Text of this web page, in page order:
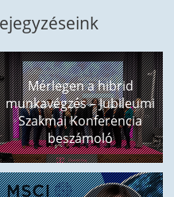
Mérlegen a hibrid
munkavégzés – Jubileumi
Szakmai Konferencia
beszámoló